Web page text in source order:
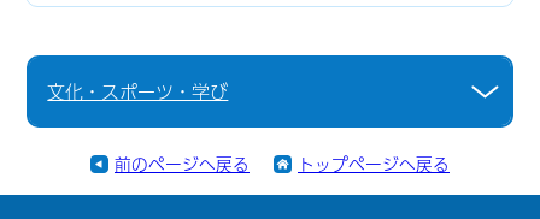
文化・スポーツ・学び
前のページへ戻る トップページへ戻る